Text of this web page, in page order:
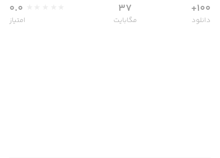
100+
دانلود
37
مگابایت
0.0
امتیاز